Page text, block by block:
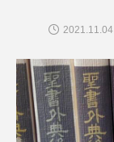
2021.11.04